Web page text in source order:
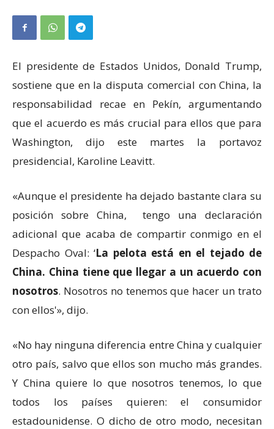
El presidente de Estados Unidos, Donald Trump,
sostiene que en la disputa comercial con China, la
responsabilidad recae en Pekín, argumentando
que el acuerdo es más crucial para ellos que para
Washington, dijo este martes la portavoz
presidencial, Karoline Leavitt.
«Aunque el presidente ha dejado bastante clara su
posición sobre China, tengo una declaración
adicional que acaba de compartir conmigo en el
Despacho Oval: ‘La pelota está en el tejado de
China. China tiene que llegar a un acuerdo con
nosotros. Nosotros no tenemos que hacer un trato
con ellos'», dijo.
«No hay ninguna diferencia entre China y cualquier
otro país, salvo que ellos son mucho más grandes.
Y China quiere lo que nosotros tenemos, lo que
todos los países quieren: el consumidor
estadounidense. O dicho de otro modo, necesitan